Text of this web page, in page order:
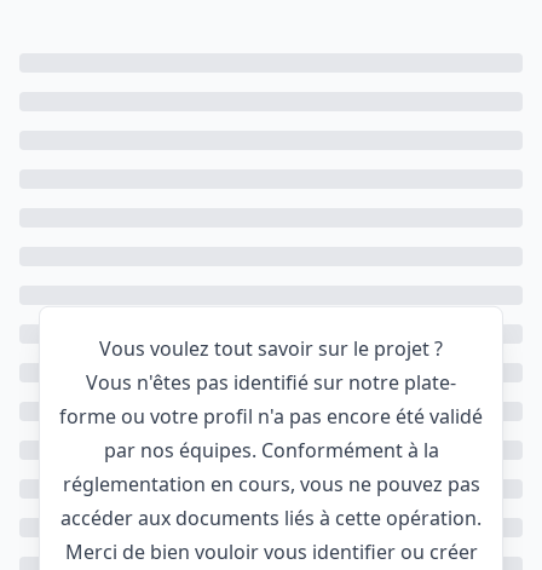
Vous voulez tout savoir sur le projet ?
Vous n'êtes pas identifié sur notre plate-
forme ou votre profil n'a pas encore été validé
par nos équipes. Conformément à la
réglementation en cours, vous ne pouvez pas
accéder aux documents liés à cette opération.
Merci de bien vouloir vous identifier ou créer